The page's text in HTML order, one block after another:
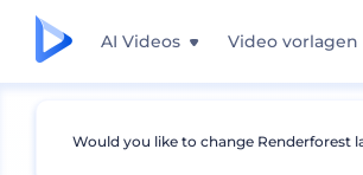
AI Videos Video vorlagen
Mockups Geräte
Would you like to change Renderforest